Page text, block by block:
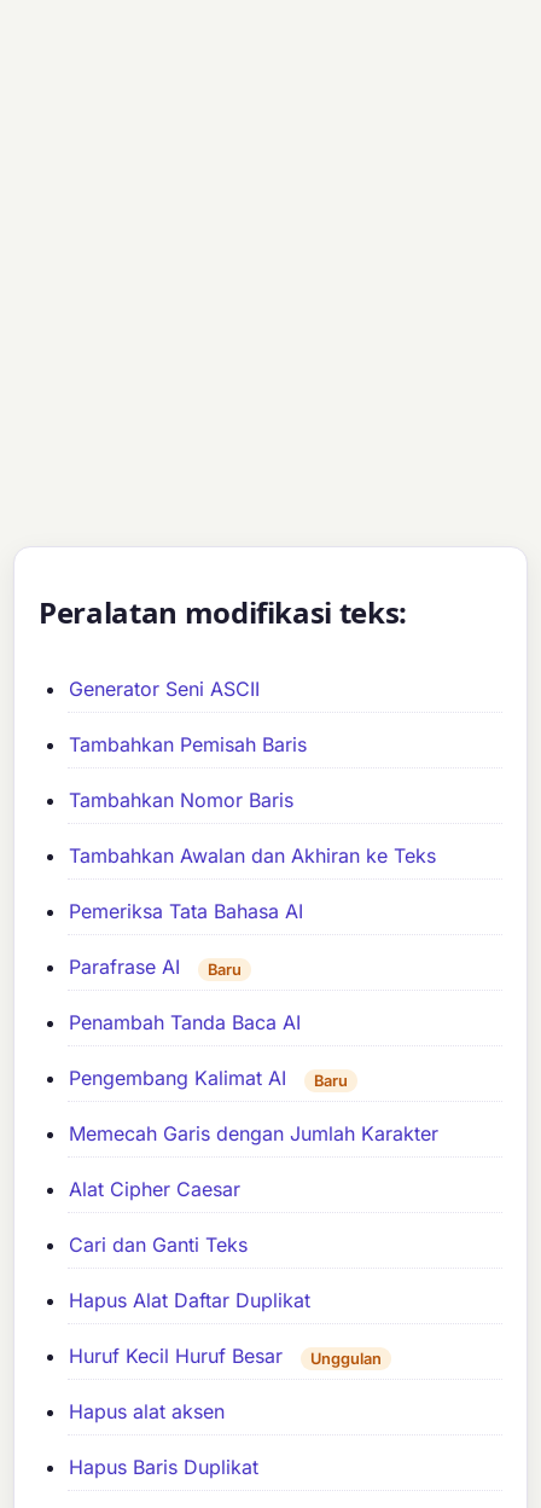
Peralatan modifikasi teks:
Generator Seni ASCII
Tambahkan Pemisah Baris
Tambahkan Nomor Baris
Tambahkan Awalan dan Akhiran ke Teks
Pemeriksa Tata Bahasa AI
Parafrase AI Baru
Penambah Tanda Baca AI
Pengembang Kalimat AI Baru
Memecah Garis dengan Jumlah Karakter
Alat Cipher Caesar
Cari dan Ganti Teks
Hapus Alat Daftar Duplikat
Huruf Kecil Huruf Besar Unggulan
Hapus alat aksen
Hapus Baris Duplikat